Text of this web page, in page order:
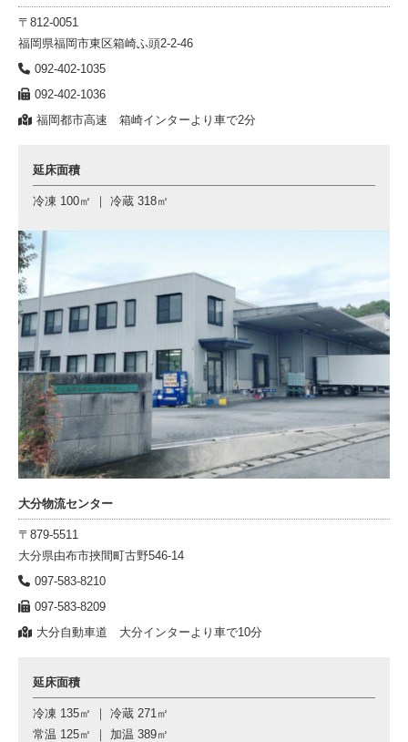
〒812-0051
福岡県福岡市東区箱崎ふ頭2-2-46
092-402-1035
092-402-1036
福岡都市高速 箱崎インターより車で2分
延床面積
冷凍 100㎡ ｜ 冷蔵 318㎡
大分物流センター
〒879-5511
大分県由布市挾間町古野546-14
097-583-8210
097-583-8209
大分自動車道 大分インターより車で10分
延床面積
冷凍 135㎡ ｜ 冷蔵 271㎡
常温 125㎡ ｜ 加温 389㎡